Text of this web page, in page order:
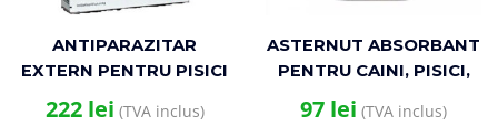
ANTIPARAZITAR
EXTERN PENTRU PISICI
ADVANTAGE 40
CAT/RABBIT *4 PIPETE
222 lei (TVA inclus)
ASTERNUT ABSORBANT
PENTRU CAINI, PISICI,
ROZATOARE SI PASARI
EXOTICE PREMIUM
97 lei (TVA inclus)